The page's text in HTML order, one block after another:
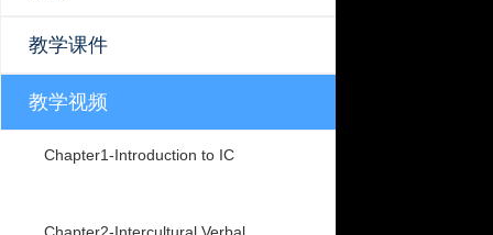
教学课件
教学视频
Chapter1-Introduction to IC